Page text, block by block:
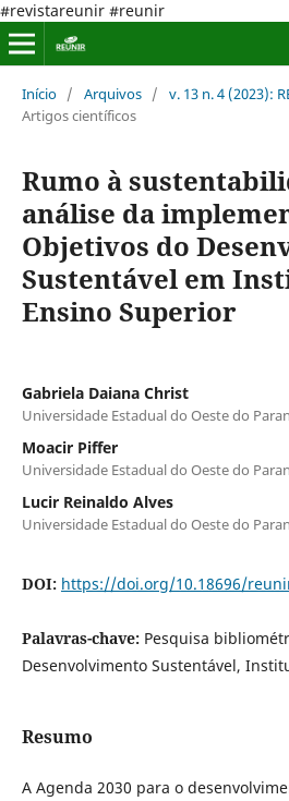
#revistareunir #reunir
Início / Arquivos / v. 13 n. 4 (2023):
Artigos científicos
Rumo à
análise da
Objetivos do
Sustentável em
Ensino Superior
Gabriela Daiana Christ
Universidade Estadual do Oeste do
Moacir Piffer
Universidade Estadual do Oeste do
Lucir Reinaldo Alves
Universidade Estadual do Oeste do
DOI: https://doi.org/10.18696/
Palavras-chave: Pesquisa
Desenvolvimento Sustentável,
Resumo
A Agenda 2030 para o